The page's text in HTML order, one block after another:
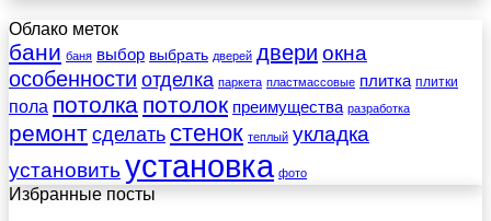
Облако меток
бани баня выбор выбрать дверей двери окна
особенности отделка паркета пластмассовые плитка плитки
пола потолка потолок преимущества разработка
ремонт сделать стенок теплый укладка
установить установка фото
Избранные посты